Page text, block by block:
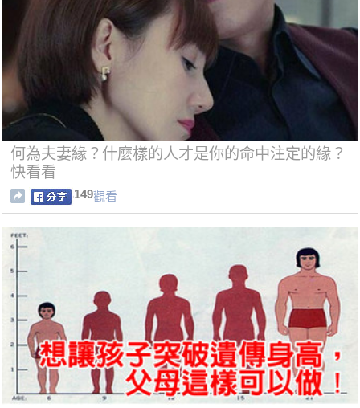
何為夫妻緣？什麼樣的人才是你的命中注定的緣？
快看看
149觀看